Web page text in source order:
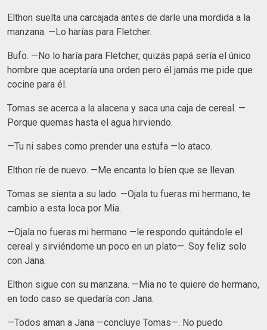
Elthon suelta una carcajada antes de darle una mordida a la
manzana. —Lo harías para Fletcher.
Bufo. —No lo haría para Fletcher, quizás papá sería el único
hombre que aceptaría una orden pero él jamás me pide que
cocine para él.
Tomas se acerca a la alacena y saca una caja de cereal. —
Porque quemas hasta el agua hirviendo.
—Tu ni sabes como prender una estufa —lo ataco.
Elthon ríe de nuevo. —Me encanta lo bien que se llevan.
Tomas se sienta a su lado. —Ojala tu fueras mi hermano, te
cambio a esta loca por Mia.
—Ojala no fueras mi hermano —le respondo quitándole el
cereal y sirviéndome un poco en un plato—. Soy feliz solo
con Jana.
Elthon sigue con su manzana. —Mia no te quiere de hermano,
en todo caso se quedaría con Jana.
—Todos aman a Jana —concluye Tomas—. No puedo